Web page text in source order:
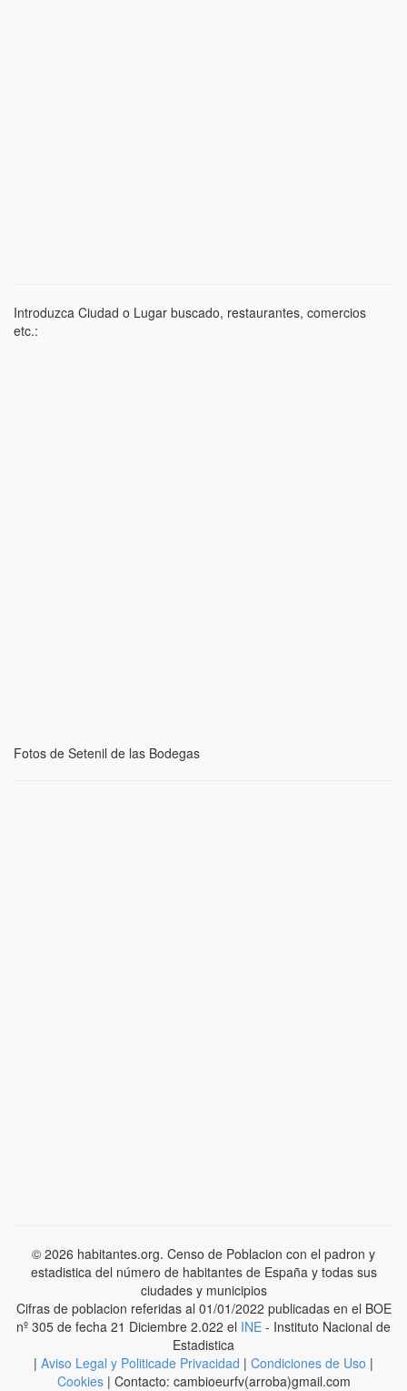
Introduzca Ciudad o Lugar buscado, restaurantes, comercios
etc.:
Fotos de Setenil de las Bodegas
© 2026 habitantes.org. Censo de Poblacion con el padron y
estadistica del número de habitantes de España y todas sus
ciudades y municipios
Cifras de poblacion referidas al 01/01/2022 publicadas en el BOE
nº 305 de fecha 21 Diciembre 2.022 el INE - Instituto Nacional de
Estadistica
| Aviso Legal y Politicade Privacidad | Condiciones de Uso |
Cookies | Contacto: cambioeurfv(arroba)gmail.com